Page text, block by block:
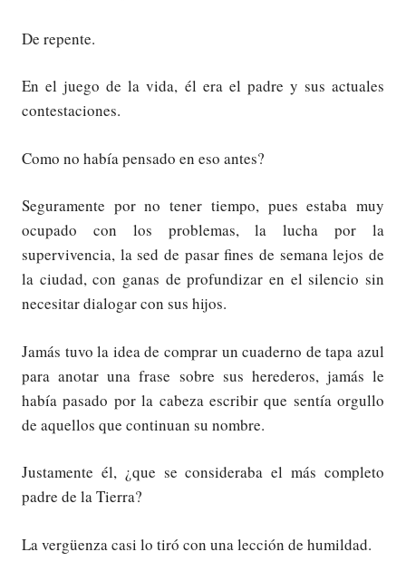
De repente.
En el juego de la vida, él era el padre y sus actuales
contestaciones.
Como no había pensado en eso antes?
Seguramente por no tener tiempo, pues estaba muy
ocupado con los problemas, la lucha por la
supervivencia, la sed de pasar fines de semana lejos de
la ciudad, con ganas de profundizar en el silencio sin
necesitar dialogar con sus hijos.
Jamás tuvo la idea de comprar un cuaderno de tapa azul
para anotar una frase sobre sus herederos, jamás le
había pasado por la cabeza escribir que sentía orgullo
de aquellos que continuan su nombre.
Justamente él, ¿que se consideraba el más completo
padre de la Tierra?
La vergüenza casi lo tiró con una lección de humildad.